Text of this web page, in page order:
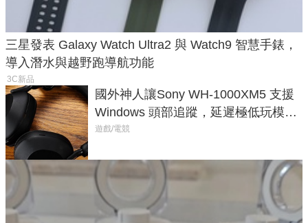
三星發表 Galaxy Watch Ultra2 與 Watch9 智慧手錶，
導入潛水與越野跑導航功能
3C新品
國外神人讓Sony WH-1000XM5 支援
Windows 頭部追蹤，延遲極低玩模擬
飛行超有感
遊戲/電競